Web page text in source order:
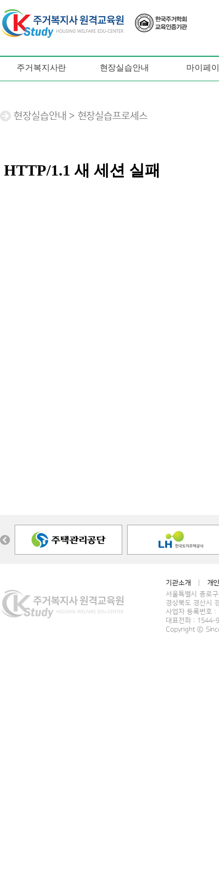
주거복지사란 현장실습안내 마이페
현장실습안내 > 현장실습프로세스
기관소개
개
서울특별시 종로
경상북도 경산시
사업자 등록번호
대표전화 : 1544-
Copyright ⓒ